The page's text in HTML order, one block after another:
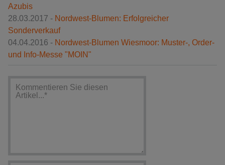
Azubis
28.03.2017 - Nordwest-Blumen: Erfolgreicher
Sonderverkauf
04.04.2016 - Nordwest-Blumen Wiesmoor: Muster-, Order-
und Info-Messe "MOIN"